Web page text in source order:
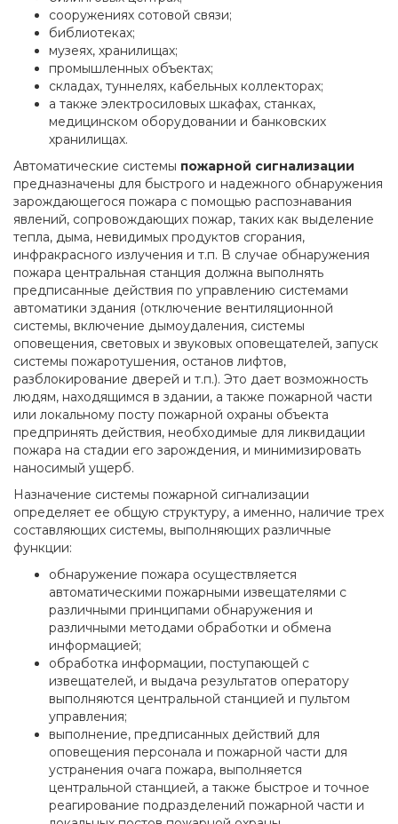
сооружениях сотовой связи;
библиотеках;
музеях, хранилищах;
промышленных объектах;
складах, туннелях, кабельных коллекторах;
а также электросиловых шкафах, станках,
медицинском оборудовании и банковских
хранилищах.
Автоматические системы пожарной сигнализации
предназначены для быстрого и надежного обнаружения
зарождающегося пожара с помощью распознавания
явлений, сопровождающих пожар, таких как выделение
тепла, дыма, невидимых продуктов сгорания,
инфракрасного излучения и т.п. В случае обнаружения
пожара центральная станция должна выполнять
предписанные действия по управлению системами
автоматики здания (отключение вентиляционной
системы, включение дымоудаления, системы
оповещения, световых и звуковых оповещателей, запуск
системы пожаротушения, останов лифтов,
разблокирование дверей и т.п.). Это дает возможность
людям, находящимся в здании, а также пожарной части
или локальному посту пожарной охраны объекта
предпринять действия, необходимые для ликвидации
пожара на стадии его зарождения, и минимизировать
наносимый ущерб.
Назначение системы пожарной сигнализации
определяет ее общую структуру, а именно, наличие трех
составляющих системы, выполняющих различные
функции:
обнаружение пожара осуществляется
автоматическими пожарными извещателями с
различными принципами обнаружения и
различными методами обработки и обмена
информацией;
обработка информации, поступающей с
извещателей, и выдача результатов оператору
выполняются центральной станцией и пультом
управления;
выполнение, предписанных действий для
оповещения персонала и пожарной части для
устранения очага пожара, выполняется
центральной станцией, а также быстрое и точное
реагирование подразделений пожарной части и